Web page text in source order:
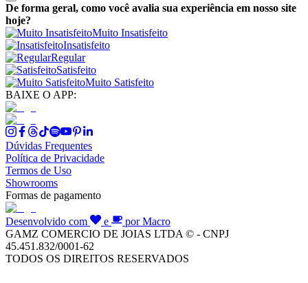
De forma geral, como você avalia sua experiência em nosso site
hoje?
Muito Insatisfeito
Insatisfeito
Regular
Satisfeito
Muito Satisfeito
BAIXE O APP:
Dúvidas Frequentes
Política de Privacidade
Termos de Uso
Showrooms
Formas de pagamento
Desenvolvido com e
por Macro
GAMZ COMERCIO DE JOIAS LTDA © - CNPJ
45.451.832/0001-62
TODOS OS DIREITOS RESERVADOS